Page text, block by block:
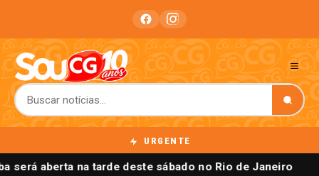
URGENTE
será aberta na tarde deste sábado no Rio de Janeiro